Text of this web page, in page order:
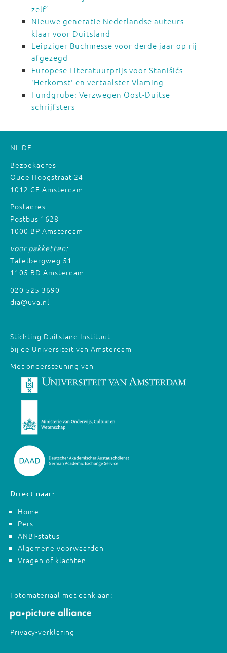
zelf’
Nieuwe generatie Nederlandse auteurs
klaar voor Duitsland
Leipziger Buchmesse voor derde jaar op rij
afgezegd
Europese Literatuurprijs voor Stanišićs
'Herkomst' en vertaalster Vlaming
Fundgrube: Verzwegen Oost-Duitse
schrijfsters
NL DE
Bezoekadres
Oude Hoogstraat 24
1012 CE Amsterdam
Postadres
Postbus 1628
1000 BP Amsterdam
voor pakketten:
Tafelbergweg 51
1105 BD Amsterdam
020 525 3690
dia@uva.nl
Stichting Duitsland Instituut
bij de Universiteit van Amsterdam
Met ondersteuning van
Direct naar:
Home
Pers
ANBI-status
Algemene voorwaarden
Vragen of klachten
Fotomateriaal met dank aan:
Privacy-verklaring